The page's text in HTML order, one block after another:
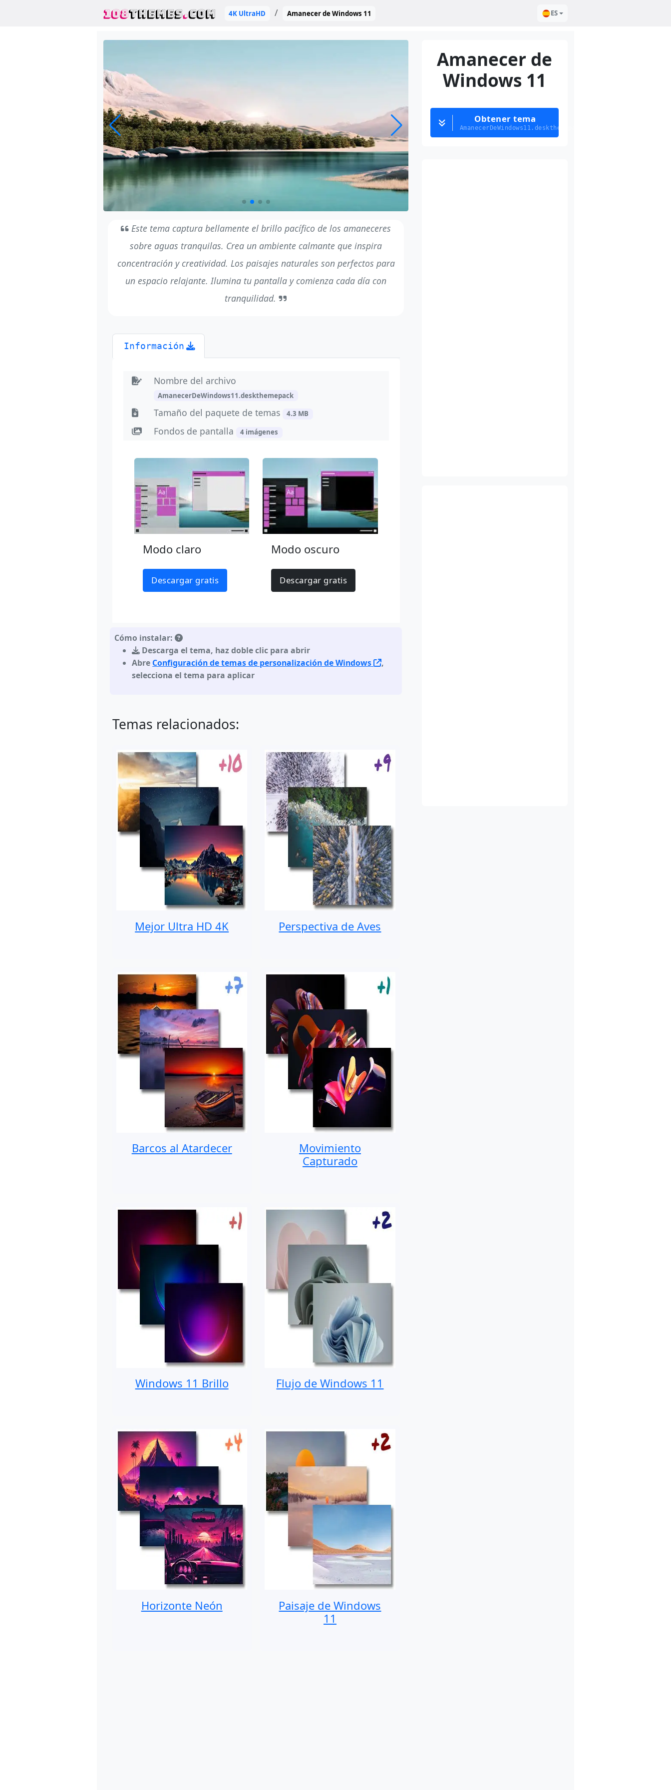
108THEMES.COM 4K UltraHD Amanecer de Windows 11 ES
Este tema captura bellamente el brillo pacífico de los amaneceres
sobre aguas tranquilas. Crea un ambiente calmante que inspira
concentración y creatividad. Los paisajes naturales son perfectos para
un espacio relajante. Ilumina tu pantalla y comienza cada día con
tranquilidad.
Información
Nombre del archivo
AmanecerDeWindows11.deskthemepack
Tamaño del paquete de temas 4.3 MB
Fondos de pantalla 4 imágenes
Modo claro
Descargar gratis
Modo oscuro
Descargar gratis
Cómo instalar:
Descarga el tema, haz doble clic para abrir
Abre Configuración de temas de personalización de Windows
,
selecciona el tema para aplicar
Temas relacionados:
Mejor Ultra HD 4K Perspectiva de Aves
Barcos al Atardecer
Movimiento
Capturado
Windows 11 Brillo Flujo de Windows 11
Horizonte Neón
Paisaje de Windows
11
Amanecer de
Windows 11
Obtener tema
AmanecerDeWindows11.deskthemepack